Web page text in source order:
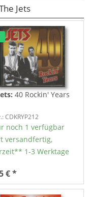
Jets
40 Rockin' Years
CDKRYP212
noch 1 verfügbar
versandfertig,
1-3 Werktage
€ *